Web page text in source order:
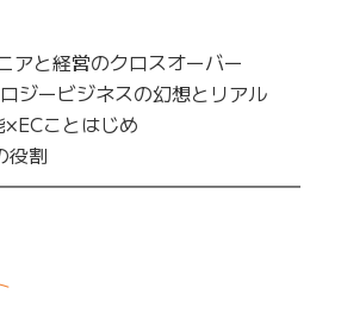
と経営のクロスオーバー
ジービジネスの幻想とリアル
ことはじめ
役割